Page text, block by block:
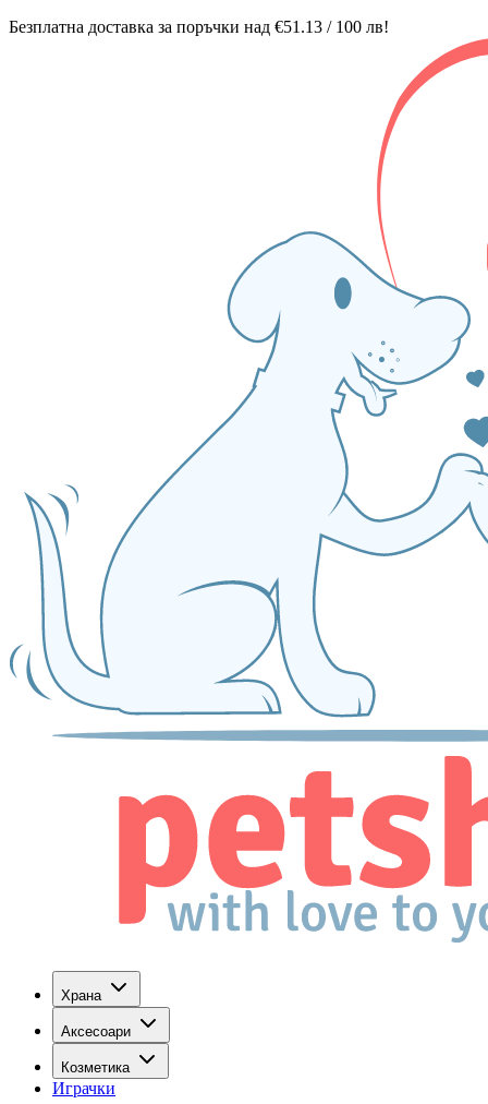
Безплатна доставка за поръчки над €51.13 / 100 лв!
Храна
Аксесоари
Козметика
Играчки